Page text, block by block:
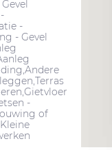
-
- Gevel
-
of